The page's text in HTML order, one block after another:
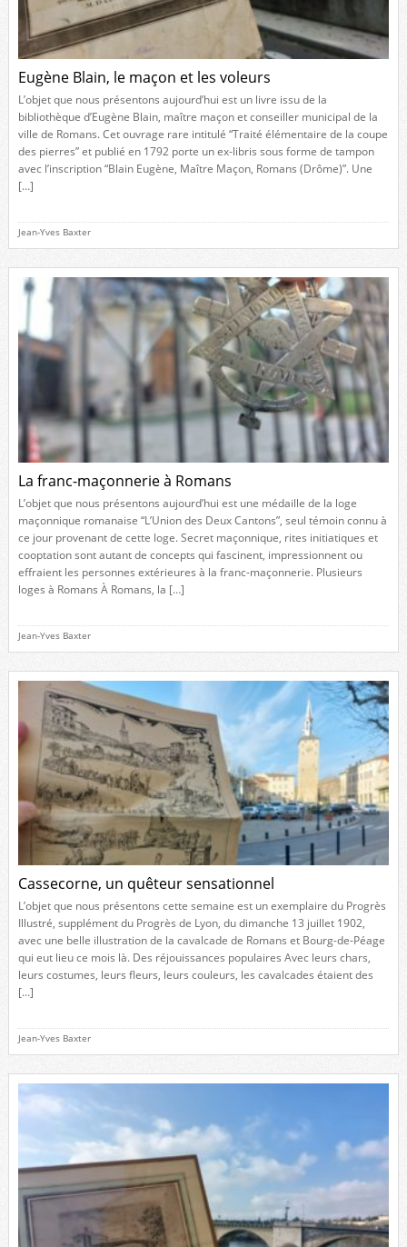
Eugène Blain, le maçon et les voleurs
L’objet que nous présentons aujourd’hui est un livre issu de la
bibliothèque d’Eugène Blain, maître maçon et conseiller municipal de la
ville de Romans. Cet ouvrage rare intitulé “Traité élémentaire de la coupe
des pierres” et publié en 1792 porte un ex-libris sous forme de tampon
avec l’inscription “Blain Eugène, Maître Maçon, Romans (Drôme)”. Une
[…]
Jean-Yves Baxter
La franc-maçonnerie à Romans
L’objet que nous présentons aujourd’hui est une médaille de la loge
maçonnique romanaise “L’Union des Deux Cantons”, seul témoin connu à
ce jour provenant de cette loge. Secret maçonnique, rites initiatiques et
cooptation sont autant de concepts qui fascinent, impressionnent ou
effraient les personnes extérieures à la franc-maçonnerie. Plusieurs
loges à Romans À Romans, la […]
Jean-Yves Baxter
Cassecorne, un quêteur sensationnel
L’objet que nous présentons cette semaine est un exemplaire du Progrès
Illustré, supplément du Progrès de Lyon, du dimanche 13 juillet 1902,
avec une belle illustration de la cavalcade de Romans et Bourg-de-Péage
qui eut lieu ce mois là. Des réjouissances populaires Avec leurs chars,
leurs costumes, leurs fleurs, leurs couleurs, les cavalcades étaient des
[…]
Jean-Yves Baxter